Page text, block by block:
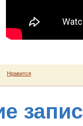
Нравится